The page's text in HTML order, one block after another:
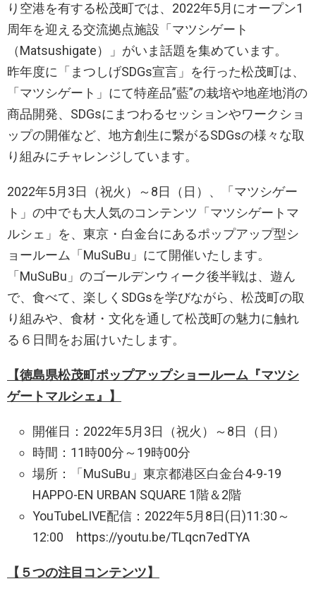
り空港を有する松茂町では、2022年5月にオープン1
周年を迎える交流拠点施設「マツシゲート
（Matsushigate）」がいま話題を集めています。
昨年度に「まつしげSDGs宣言」を行った松茂町は、
「マツシゲート」にて特産品”藍”の栽培や地産地消の
商品開発、SDGsにまつわるセッションやワークショ
ップの開催など、地方創生に繋がるSDGsの様々な取
り組みにチャレンジしています。
2022年5月3日（祝火）～8日（日）、「マツシゲー
ト」の中でも大人気のコンテンツ「マツシゲートマ
ルシェ」を、東京・白金台にあるポップアップ型シ
ョールーム「MuSuBu」にて開催いたします。
「MuSuBu」のゴールデンウィーク後半戦は、遊ん
で、食べて、楽しくSDGsを学びながら、松茂町の取
り組みや、食材・文化を通して松茂町の魅力に触れ
る６日間をお届けいたします。
【徳島県松茂町ポップアップショールーム『マツシ
ゲートマルシェ』】
開催日：2022年5月3日（祝火）～8日（日）
時間：11時00分～19時00分
場所：「MuSuBu」東京都港区白金台4-9-19
HAPPO-EN URBAN SQUARE 1階＆2階
YouTubeLIVE配信：2022年5月8日(日)11:30～
12:00 https://youtu.be/TLqcn7edTYA
【５つの注目コンテンツ】